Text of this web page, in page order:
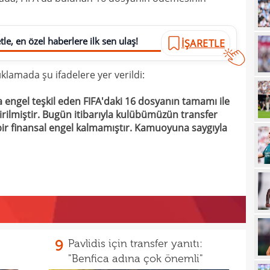
en özel haberlere ilk sen ulaş! İŞARETLE
şu ifadelere yer verildi:
teşkil eden FIFA'daki 16 dosyanın tamamı ile
Bugün itibarıyla kulübümüzün transfer
finansal engel kalmamıştır. Kamuoyuna saygıyla
9 Pavlidis için transfer yanıtı:
"Benfica adına çok önemli"